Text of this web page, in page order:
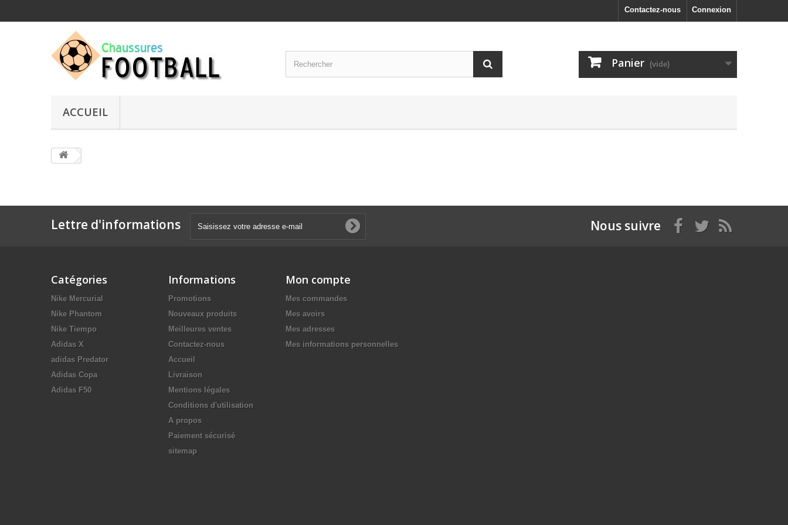
Connexion
Contactez-nous
Panier (vide)
ACCUEIL
Lettre d'informations Nous suivre
Catégories
Nike Mercurial
Nike Phantom
Nike Tiempo
Adidas X
adidas Predator
Adidas Copa
Adidas F50
Informations
Promotions
Nouveaux produits
Meilleures ventes
Contactez-nous
Accueil
Livraison
Mentions légales
Conditions d'utilisation
A propos
Paiement sécurisé
sitemap
Mon compte
Mes commandes
Mes avoirs
Mes adresses
Mes informations personnelles